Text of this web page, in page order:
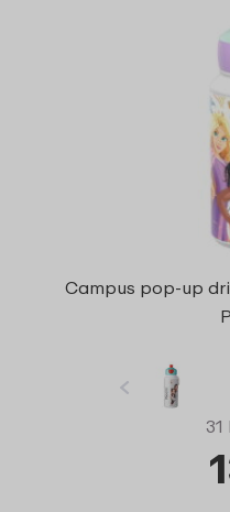
Campus pop-up
31